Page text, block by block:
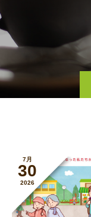
7月
30
2026